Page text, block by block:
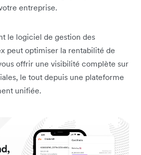
entreprise.
le logiciel de gestion des
peut optimiser la rentabilité de
offrir une visibilité complète sur
le tout depuis une plateforme
unifiée.